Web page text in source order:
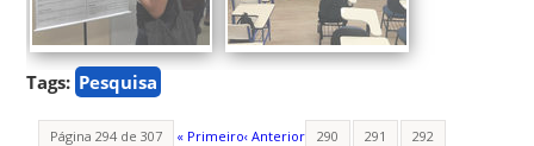
Tags: Pesquisa
Página 294 de 307 « Primeiro‹ Anterior 290 291
292